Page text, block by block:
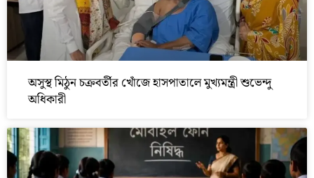
অসুস্থ মিঠুন চক্রবর্তীর খোঁজে হাসপাতালে মুখ্যমন্ত্রী শুভেন্দু
অধিকারী